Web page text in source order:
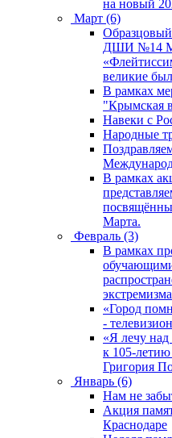
на новый
Март (6)
ДШИ №14 МО
великие
В рамках
"Крымская
Навеки с
Народные
В рамках
Марта.
Февраль (3)
В рамках
экстремизма
«Город
-
«Я лечу над
к 105-
Григория
Январь (6)
Нам не
Акция
Краснодаре